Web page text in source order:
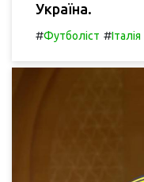
Україна.
#Футболіст #Італія